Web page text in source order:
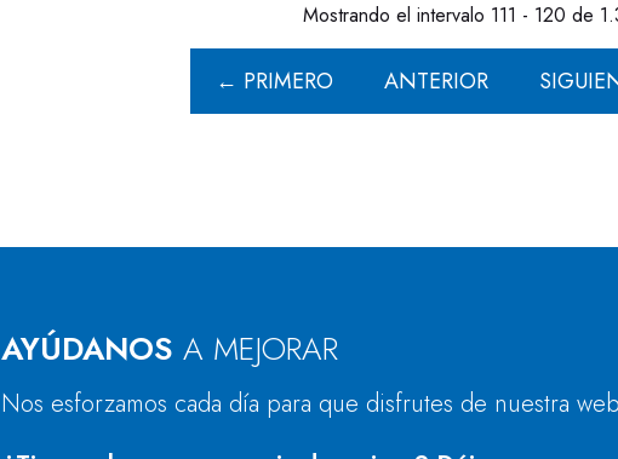
Mostrando el intervalo 111 - 120 de
← PRIMERO ANTERIOR
AYÚDANOS A MEJORAR
Nos esforzamos cada día para que disfrutes de nuestra